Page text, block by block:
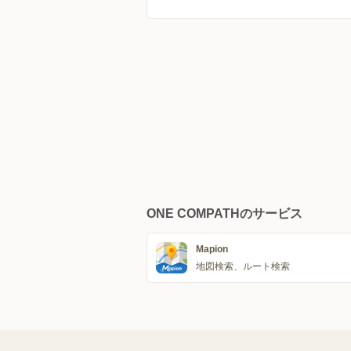
ONE COMPATHのサービス
Mapion
地図検索、ルート検索